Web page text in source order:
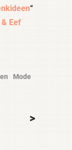
“
Eef
Mode
>